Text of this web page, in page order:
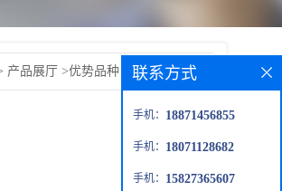
产品展厅 >优势品种 8-苯基-1-辛醇
联系方式
手机： 18871456855
手机： 18071128682
手机： 15827365607